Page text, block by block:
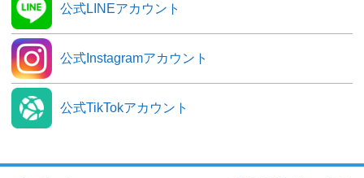
公式LINEアカウント
公式Instagramアカウント
公式TikTokアカウント